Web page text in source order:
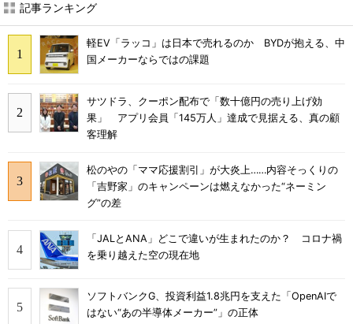
記事ランキング
軽EV「ラッコ」は日本で売れるのか BYDが抱える、中
国メーカーならではの課題
サツドラ、クーポン配布で「数十億円の売り上げ効
果」 アプリ会員「145万人」達成で見据える、真の顧
客理解
松のやの「ママ応援割引」が大炎上……内容そっくりの
「吉野家」のキャンペーンは燃えなかった“ネーミン
グ”の差
「JALとANA」どこで違いが生まれたのか？ コロナ禍
を乗り越えた空の現在地
ソフトバンクG、投資利益1.8兆円を支えた「OpenAIで
はない“あの半導体メーカー”」の正体